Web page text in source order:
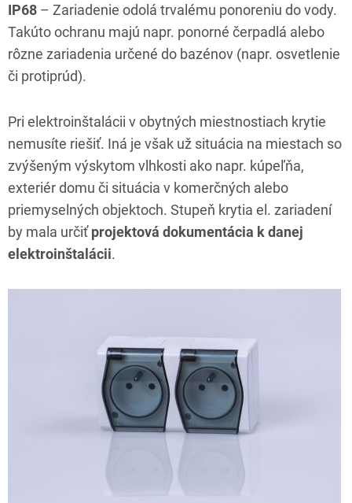
IP68 – Zariadenie odolá trvalému ponoreniu do vody.
Takúto ochranu majú napr. ponorné čerpadlá alebo
rôzne zariadenia určené do bazénov (napr. osvetlenie
či protiprúd).
Pri elektroinštalácii v obytných miestnostiach krytie
nemusíte riešiť. Iná je však už situácia na miestach so
zvýšeným výskytom vlhkosti ako napr. kúpeľňa,
exteriér domu či situácia v komerčných alebo
priemyselných objektoch. Stupeň krytia el. zariadení
by mala určiťprojektová dokumentácia k danej
elektroinštalácii.